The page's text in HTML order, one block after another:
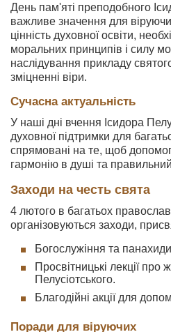
День пам'яті преподобного
важливе значення для
цінність духовної освіти,
моральних принципів і силу
наслідування прикладу
зміцненні віри.
Сучасна актуальність
У наші дні вчення Ісидора
духовної підтримки для
спрямовані на те, щоб
гармонію в душі та
Заходи на честь свята
4 лютого в багатьох
організовуються заходи,
Богослужіння та
Просвітницькі лекції про
Пелусіотського.
Благодійні акції для
Поради для віруючих